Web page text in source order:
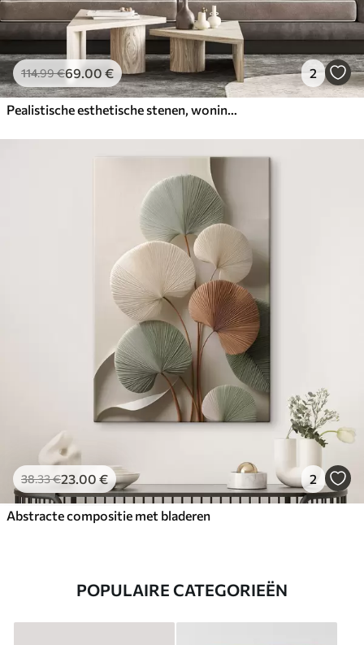
114.99€69.00 € 2
Pealistische esthetische stenen, woningdecoratie, natuurlijke verlichting
38.33€23.00 € 2
Abstracte compositie met bladeren
POPULAIRE CATEGORIEËN